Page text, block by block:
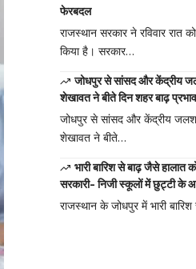
फेरबदल
राजस्थान सरकार ने रविवार रात
किया है। सरकार…
जोधपुर से सांसद और केंद्रीय
शेखावत ने बीते दिन शहर बाढ़
जोधपुर से सांसद और केंद्रीय
शेखावत ने बीते…
भारी बारिश से बाढ़ जैसे
सरकारी- निजी स्कूलों में छुट्टी के
राजस्थान के जोधपुर में भारी